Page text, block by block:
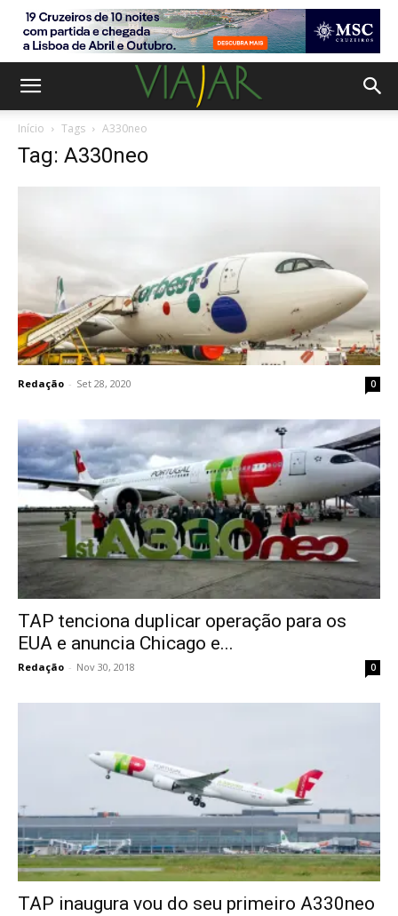
Início Tags A330neo
Tag: A330neo
Redação - Set 28, 2020 0
TAP tenciona duplicar operação para os
EUA e anuncia Chicago e...
Redação - Nov 30, 2018 0
TAP inaugura vou do seu primeiro A330neo